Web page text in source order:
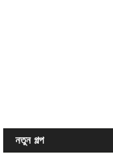
নতুন গল্প